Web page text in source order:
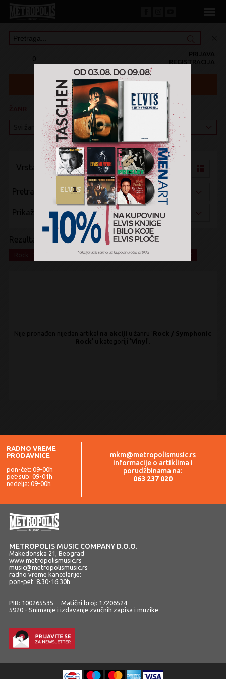
0 REGISTRACIJA
PRIJAVA
KATEGORIJA
Vrsta pregleda:
Pretraži po:
Prikaži po:
Rezultati pretrage:
Symphonic Rock x Vinyl x
Nije pronađen nijedan artikal na akciji u žanru 'Rock / Symphonic
Rock ' u kategoriji 'Vinyl '.
RADNO VREME
PRODAVNICE
pon-čet: 09-00h
pet-sub: 09-01h
nedelja: 09-00h
mkm@metropolismusic.rs
informacije o artiklima i
porudžbinama na:
063 237 020
METROPOLIS MUSIC COMPANY D.O.O.
Makedonska 21, Beograd
www.metropolismusic.rs
music@metropolismusic.rs
radno vreme kancelarije:
pon-pet 8.30-16.30h
PIB: 100265535 Matični broj: 17206524
5920 - Snimanje i izdavanje zvučnih zapisa i muzike